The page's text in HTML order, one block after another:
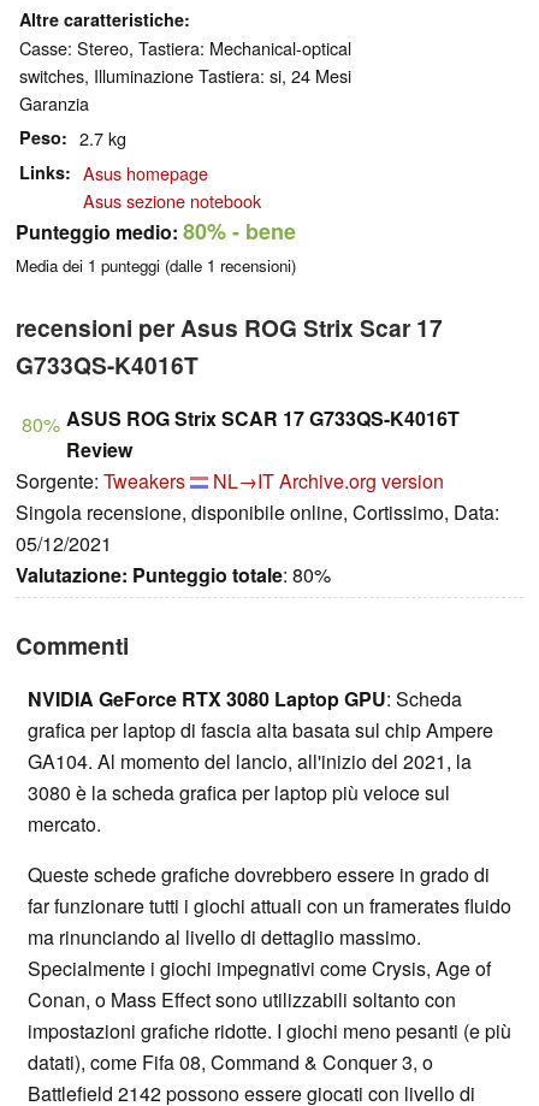
Altre caratteristiche
Casse: Stereo, Tastiera: Mechanical-optical
switches, Illuminazione Tastiera: si, 24 Mesi
Garanzia
Peso 2.7 kg
Links
Asus homepage
Asus sezione notebook
Punteggio medio: 80%- bene
Media dei 1 punteggi (dalle 1 recensioni)
recensioni per Asus ROG Strix Scar 17
G733QS-K4016T
80% ASUS ROG Strix SCAR 17 G733QS-K4016T
Review
Sorgente: Tweakers NL→ITArchive.org version
Singola recensione, disponibile online, Cortissimo, Data:
05/12/2021
Valutazione: Punteggio totale: 80%
Commenti
NVIDIA GeForce RTX 3080 Laptop GPU: Scheda
grafica per laptop di fascia alta basata sul chip Ampere
GA104. Al momento del lancio, all'inizio del 2021, la
3080 è la scheda grafica per laptop più veloce sul
mercato.
Queste schede grafiche dovrebbero essere in grado di
far funzionare tutti i giochi attuali con un framerates fluido
ma rinunciando al livello di dettaglio massimo.
Specialmente i giochi impegnativi come Crysis, Age of
Conan, o Mass Effect sono utilizzabili soltanto con
impostazioni grafiche ridotte. I giochi meno pesanti (e più
datati), come Fifa 08, Command & Conquer 3, o
Battlefield 2142 possono essere giocati con livello di